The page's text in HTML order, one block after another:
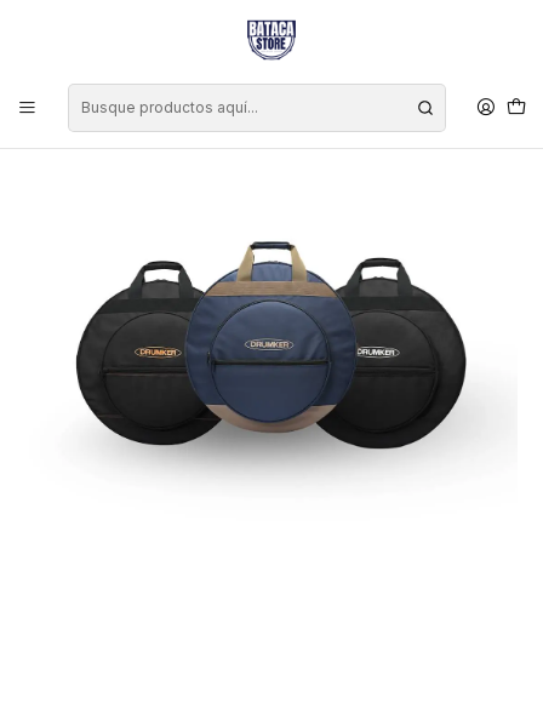
Fundas, Estuches y Bolsos
Funda Platillos Drumker 22"